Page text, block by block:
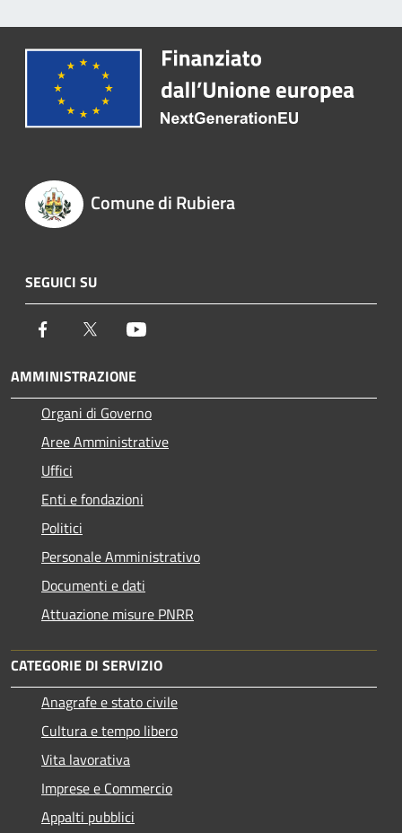
Comune di Rubiera
SEGUICI SU
Facebook Twitter
AMMINISTRAZIONE
Organi di Governo
Aree Amministrative
Uffici
Enti e fondazioni
Politici
Personale Amministrativo
Documenti e dati
Attuazione misure PNRR
CATEGORIE DI SERVIZIO
Anagrafe e stato civile
Cultura e tempo libero
Vita lavorativa
Imprese e Commercio
Appalti pubblici